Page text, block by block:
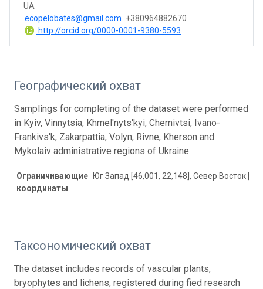
UA
ecopelobates@gmail.com +380964882670
http://orcid.org/0000-0001-9380-5593
Географический охват
Samplings for completing of the dataset were performed
in Kyiv, Vinnytsia, Khmel'nyts'kyi, Chernivtsi, Ivano-
Frankivs'k, Zakarpattia, Volyn, Rivne, Kherson and
Mykolaiv administrative regions of Ukraine.
Ограничивающие
координаты
Юг Запад [46,001, 22,148], Север Восток
Таксономический охват
The dataset includes records of vascular plants,
bryophytes and lichens, registered during fied research